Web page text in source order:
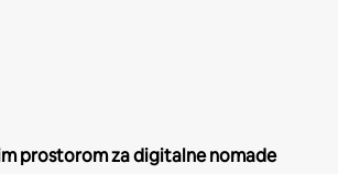
prostorom za digitalne nomade